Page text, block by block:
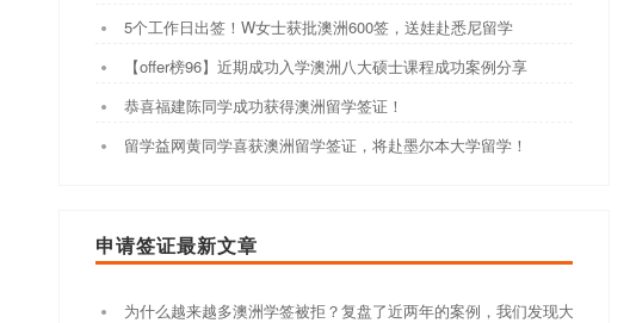
5个工作日出签！W女士获批澳洲600签，送娃赴悉尼留学
【offer榜96】近期成功入学澳洲八大硕士课程成功案例分享
恭喜福建陈同学成功获得澳洲留学签证！
留学益网黄同学喜获澳洲留学签证，将赴墨尔本大学留学！
申请签证最新文章
为什么越来越多澳洲学签被拒？复盘了近两年的案例，我们发现大家都踩